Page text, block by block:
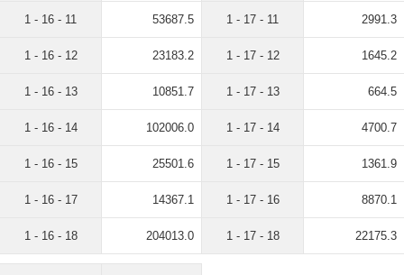
1 - 16 - 11 53687.5
1 - 16 - 12 23183.2
1 - 16 - 13 10851.7
1 - 16 - 14 102006.0
1 - 16 - 15 25501.6
1 - 16 - 17 14367.1
1 - 16 - 18 204013.0
1 - 17 - 11 2991.3
1 - 17 - 12 1645.2
1 - 17 - 13 664.5
1 - 17 - 14 4700.7
1 - 17 - 15 1361.9
1 - 17 - 16 8870.1
1 - 17 - 18 22175.3